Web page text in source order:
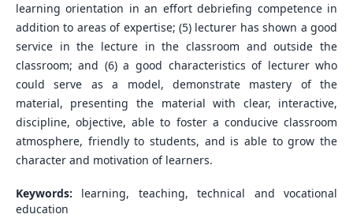
learning orientation in an effort debriefing competence in
addition to areas of expertise; (5) lecturer has shown a good
service in the lecture in the classroom and outside the
classroom; and (6) a good characteristics of lecturer who
could serve as a model, demonstrate mastery of the
material, presenting the material with clear, interactive,
discipline, objective, able to foster a conducive classroom
atmosphere, friendly to students, and is able to grow the
character and motivation of learners.
Keywords: learning, teaching, technical and vocational
education